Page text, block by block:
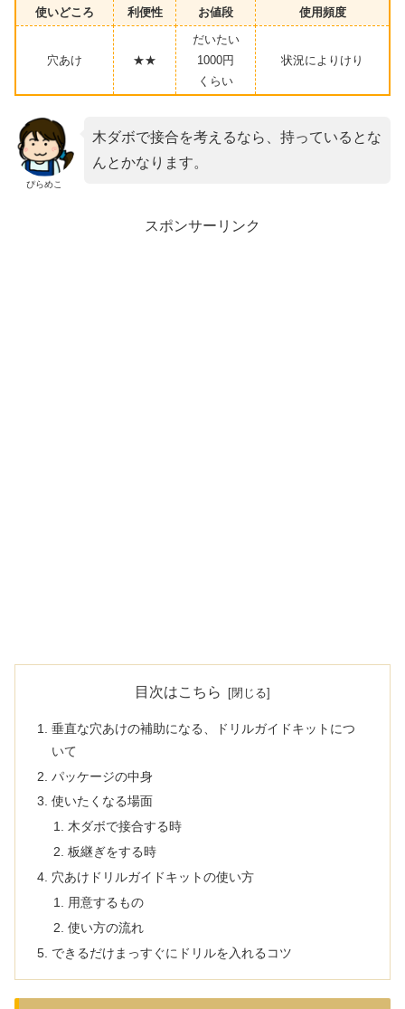
使いどころ 利便性 お値段 使用頻度
穴あけ ★★
だいたい
1000円
くらい
状況によりけり
ぴらめこ
木ダボで接合を考えるなら、持っているとな
んとかなります。
スポンサーリンク
目次はこちら
垂直な穴あけの補助になる、ドリルガイドキットにつ
いて
パッケージの中身
使いたくなる場面
木ダボで接合する時
板継ぎをする時
穴あけドリルガイドキットの使い方
用意するもの
使い方の流れ
できるだけまっすぐにドリルを入れるコツ